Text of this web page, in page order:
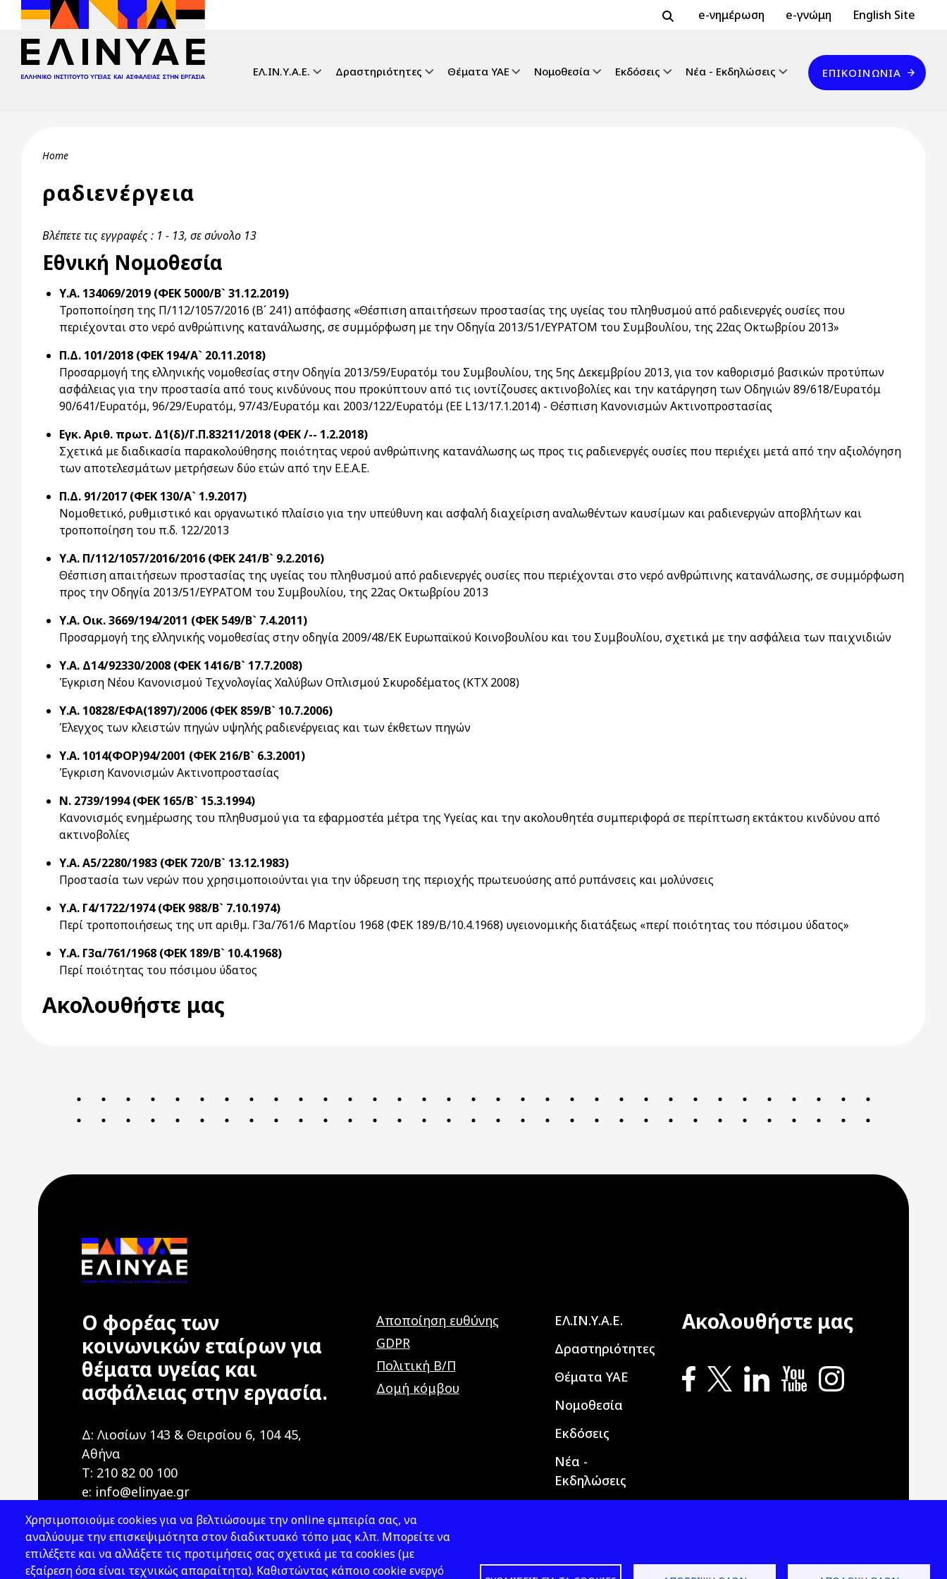
Skip to main content Header Top 2
e-νημέρωση e-γνώμη Header Top
English Site
ΕΛ.ΙΝ.Υ.Α.Ε. Δραστηριότητες Θέματα ΥΑΕ Νομοθεσία Εκδόσεις Νέα - Εκδηλώσεις
Επικοινωνία
ΕΠΙΚΟΙΝΩΝΊΑ
Breadcrumb
Home
ραδιενέργεια
Βλέπετε τις εγγραφές : 1 - 13, σε σύνολο 13
Εθνική Νομοθεσία
Υ.Α. 134069/2019 (ΦΕΚ 5000/Β` 31.12.2019)
Τροποποίηση της Π/112/1057/2016 (Β΄ 241) απόφασης «Θέσπιση απαιτήσεων προστασίας της υγείας του πληθυσμού από ραδιενεργές ουσίες που
περιέχονται στο νερό ανθρώπινης κατανάλωσης, σε συμμόρφωση με την Οδηγία 2013/51/ΕΥΡATOM του Συμβουλίου, της 22ας Οκτωβρίου 2013»
Π.Δ. 101/2018 (ΦΕΚ 194/Α` 20.11.2018)
Προσαρμογή της ελληνικής νομοθεσίας στην Οδηγία 2013/59/Ευρατόμ του Συμβουλίου, της 5ης Δεκεμβρίου 2013, για τον καθορισμό βασικών προτύπων
ασφάλειας για την προστασία από τους κινδύνους που προκύπτουν από τις ιοντίζουσες ακτινοβολίες και την κατάργηση των Οδηγιών 89/618/Ευρατόμ
90/641/Ευρατόμ, 96/29/Ευρατόμ, 97/43/Ευρατόμ και 2003/122/Ευρατόμ (ΕΕ L13/17.1.2014) - Θέσπιση Κανονισμών Ακτινοπροστασίας
Εγκ. Αριθ. πρωτ. Δ1(δ)/Γ.Π.83211/2018 (ΦΕΚ /-- 1.2.2018)
Σχετικά με διαδικασία παρακολούθησης ποιότητας νερού ανθρώπινης κατανάλωσης ως προς τις ραδιενεργές ουσίες που περιέχει μετά από την αξιολόγηση
των αποτελεσμάτων μετρήσεων δύο ετών από την Ε.Ε.Α.Ε.
Π.Δ. 91/2017 (ΦΕΚ 130/Α` 1.9.2017)
Νομοθετικό, ρυθμιστικό και οργανωτικό πλαίσιο για την υπεύθυνη και ασφαλή διαχείριση αναλωθέντων καυσίμων και ραδιενεργών αποβλήτων και
τροποποίηση του π.δ. 122/2013
Υ.Α. Π/112/1057/2016/2016 (ΦΕΚ 241/Β` 9.2.2016)
Θέσπιση απαιτήσεων προστασίας της υγείας του πληθυσμού από ραδιενεργές ουσίες που περιέχονται στο νερό ανθρώπινης κατανάλωσης, σε συμμόρφωση
προς την Οδηγία 2013/51/EYΡATOM του Συμβουλίου, της 22ας Οκτωβρίου 2013
Υ.Α. Οικ. 3669/194/2011 (ΦΕΚ 549/Β` 7.4.2011)
Προσαρμογή της ελληνικής νομοθεσίας στην οδηγία 2009/48/ΕΚ Ευρωπαϊκού Κοινοβουλίου και του Συμβουλίου, σχετικά με την ασφάλεια των παιχνιδιών
Υ.Α. Δ14/92330/2008 (ΦΕΚ 1416/Β` 17.7.2008)
Έγκριση Νέου Κανονισμού Τεχνολογίας Χαλύβων Οπλισμού Σκυροδέματος (ΚΤΧ 2008)
Υ.Α. 10828/ΕΦΑ(1897)/2006 (ΦΕΚ 859/Β` 10.7.2006)
Έλεγχος των κλειστών πηγών υψηλής ραδιενέργειας και των έκθετων πηγών
Υ.Α. 1014(ΦΟΡ)94/2001 (ΦΕΚ 216/Β` 6.3.2001)
Έγκριση Κανονισμών Ακτινοπροστασίας
Ν. 2739/1994 (ΦΕΚ 165/Β` 15.3.1994)
Κανονισμός ενημέρωσης του πληθυσμού για τα εφαρμοστέα μέτρα της Υγείας και την ακολουθητέα συμπεριφορά σε περίπτωση εκτάκτου κινδύνου από
ακτινοβολίες
Υ.Α. Α5/2280/1983 (ΦΕΚ 720/Β` 13.12.1983)
Προστασία των νερών που χρησιμοποιούνται για την ύδρευση της περιοχής πρωτευούσης από ρυπάνσεις και μολύνσεις
Υ.Α. Γ4/1722/1974 (ΦΕΚ 988/Β` 7.10.1974)
Περί τροποποιήσεως της υπ αριθμ. Γ3α/761/6 Μαρτίου 1968 (ΦΕΚ 189/Β/10.4.1968) υγειονομικής διατάξεως «περί ποιότητας του πόσιμου ύδατος»
Υ.Α. Γ3α/761/1968 (ΦΕΚ 189/Β` 10.4.1968)
Περί ποιότητας του πόσιμου ύδατος
Ακολουθήστε μας
Ο φορέας των
κοινωνικών εταίρων για
θέματα υγείας και
ασφάλειας στην εργασία.
Δ: Λιοσίων 143 & Θειρσίου 6, 104 45,
Αθήνα
T: 210 82 00 100
e: info@elinyae.gr
Αποποίηση ευθύνης
GDPR
Πολιτική Β/Π
Δομή κόμβου
Main navigation
ΕΛ.ΙΝ.Υ.Α.Ε.
Δραστηριότητες
Θέματα ΥΑΕ
Νομοθεσία
Εκδόσεις
Νέα -
Εκδηλώσεις
Ακολουθήστε μας
Χρησιμοποιούμε cookies για να βελτιώσουμε την online εμπειρία σας, να
αναλύουμε την επισκεψιμότητα στον διαδικτυακό τόπο μας κ.λπ. Μπορείτε να
επιλέξετε και να αλλάξετε τις προτιμήσεις σας σχετικά με τα cookies (με
εξαίρεση όσα είναι τεχνικώς απαραίτητα). Καθιστώντας κάποιο cookie ενεργό